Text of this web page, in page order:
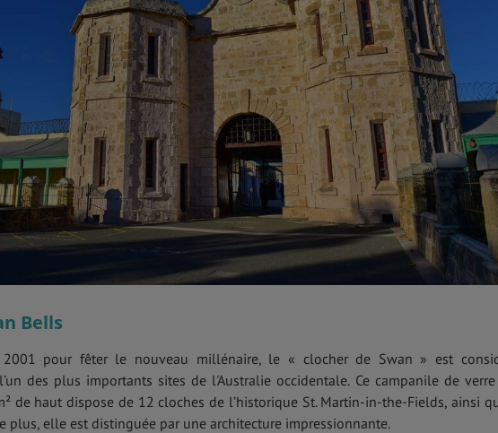
Bells
pour fêter le nouveau millénaire, le « clocher de Swan » est
des plus importants sites de l'Australie occidentale. Ce campanile de
de haut dispose de 12 cloches de l’historique St. Martin-in-the-Fields, ainsi
plus, elle est distinguée par une architecture impressionnante.